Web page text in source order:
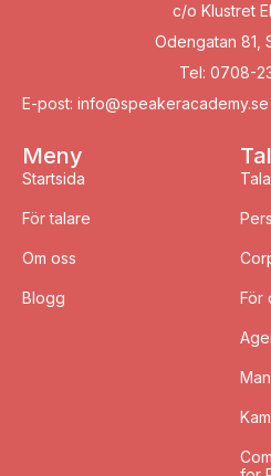
c/o Klustret
Odengatan 81,
Tel: 0708-
E-post: info@speakeracademy.se
Meny
Startsida
För talare
Om oss
Blogg För